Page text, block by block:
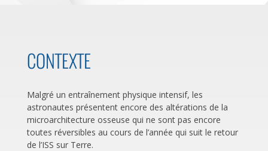
CONTEXTE
Malgré un entraînement physique intensif, les
astronautes présentent encore des altérations de la
microarchitecture osseuse qui ne sont pas encore
toutes réversibles au cours de l’année qui suit le retour
de l’ISS sur Terre.